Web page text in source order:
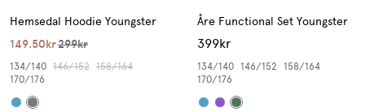
Hemsedal Hoodie Youngster
149.50kr299kr
134/140 146/152 158/164
170/176
Åre Functional Set Youngster
399kr
134/140 146/152
158/164
170/176